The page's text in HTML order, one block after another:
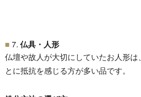
7. 仏具・人形
仏壇や故人が大切にしていたお人形は、
とに抵抗を感じる方が多い品です。